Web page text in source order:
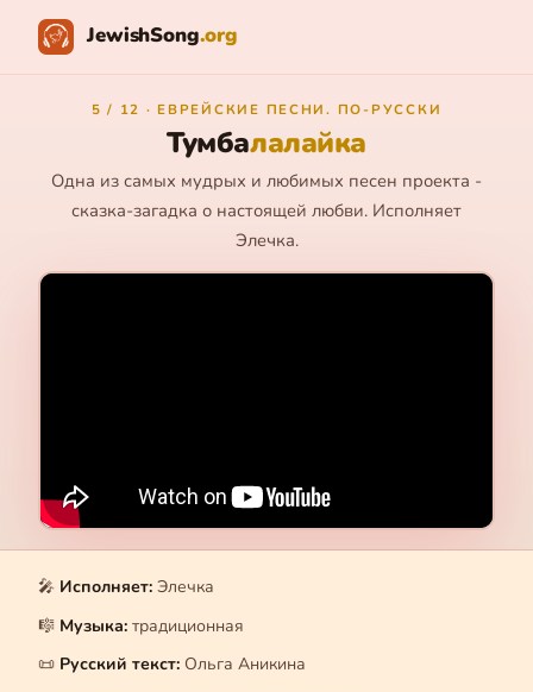
JewishSong.org
5 / 12 · ЕВРЕЙСКИЕ ПЕСНИ. ПО-РУССКИ
Тумбалалайка
Одна из самых мудрых и любимых песен проекта -
сказка-загадка о настоящей любви. Исполняет
Элечка.
🎤 Исполняет: Элечка
🎼 Музыка: традиционная
📜 Русский текст: Ольга Аникина